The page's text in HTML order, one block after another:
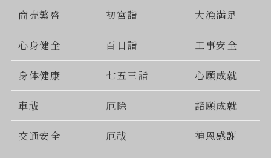
商売繁盛 初宮詣 大漁満足
心身健全 百日詣 工事安全
身体健康 七五三詣 心願成就
車祓 厄除 諸願成就
交通安全 厄祓 神恩感謝